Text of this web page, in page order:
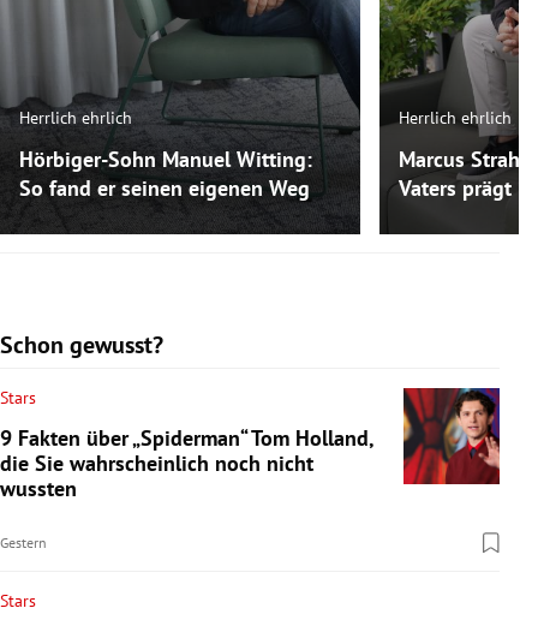
Herrlich ehrlich
Hörbiger-Sohn Manuel Witting:
So fand er seinen eigenen Weg
Herrlich ehrlich
Marcus
Vaters prägt
Schon gewusst?
Stars
9 Fakten über „Spiderman“ Tom Holland,
die Sie wahrscheinlich noch nicht
wussten
Gestern
Stars